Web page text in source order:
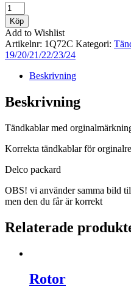
Tändkablar
med
orginalmärkning
1972
Cadillac
mängd
Köp
Add to Wishlist
Artikelnr: 1Q72C Kategori:
19/20/21/22/23/24
Beskrivning
Beskrivning
Tändkablar med
Korrekta tändkablar för
Delco packard
OBS! vi använder samma bild
men den du får är korrekt
Relaterade
Rotor